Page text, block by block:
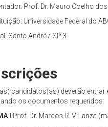
Prof. Dr. Mauro Coelho
Universidade Federal do
Santo André / SP 3
candidatos(as) deverão
os documentos requeridos:
I
Prof. Dr. Marcos R. V. Lanza